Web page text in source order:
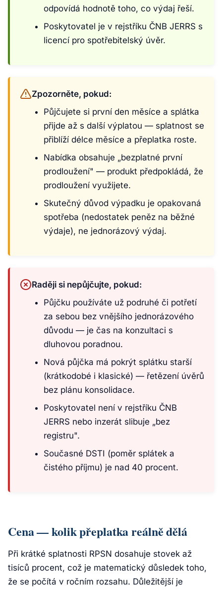
odpovídá hodnotě toho, co výdaj řeší.
Poskytovatel je v rejstříku ČNB JERRS s
licencí pro spotřebitelský úvěr.
Zpozorněte, pokud:
Půjčujete si první den měsíce a splátka
přijde až s další výplatou — splatnost se
přiblíží délce měsíce a přeplatka roste.
Nabídka obsahuje „bezplatné první
prodloužení" — produkt předpokládá, že
prodloužení využijete.
Skutečný důvod výpadku je opakovaná
spotřeba (nedostatek peněz na běžné
výdaje), ne jednorázový výdaj.
Raději si nepůjčujte, pokud:
Půjčku používáte už podruhé či potřetí
za sebou bez vnějšího jednorázového
důvodu — je čas na konzultaci s
dluhovou poradnou.
Nová půjčka má pokrýt splátku starší
(krátkodobé i klasické) — řetězení úvěrů
bez plánu konsolidace.
Poskytovatel není v rejstříku ČNB
JERRS nebo inzerát slibuje „bez
registru".
Současné DSTI (poměr splátek a
čistého příjmu) je nad 40 procent.
Cena — kolik přeplatka reálně dělá
Při krátké splatnosti RPSN dosahuje stovek až
tisíců procent, což je matematický důsledek toho,
že se počítá v ročním rozsahu. Důležitější je